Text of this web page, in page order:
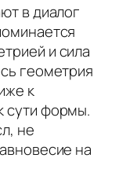
в диалог
и сила
геометрия
к
сути формы.
не
на